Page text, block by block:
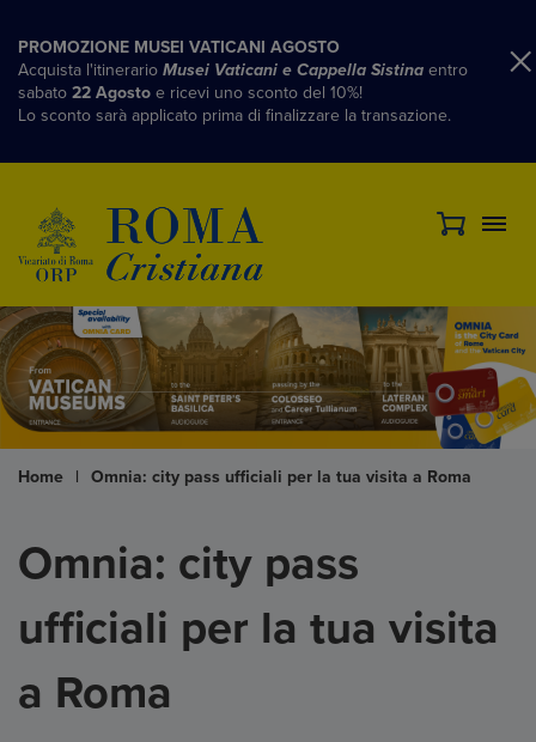
PROMOZIONE MUSEI VATICANI AGOSTO
Acquista l'itinerario Musei Vaticani e Cappella Sistina entro
sabato 22 Agosto e ricevi uno sconto del 10%!
Lo sconto sarà applicato prima di finalizzare la transazione.
Home | Omnia: city pass ufficiali per la tua visita a Roma
Omnia: city pass
ufficiali per la tua visita
a Roma